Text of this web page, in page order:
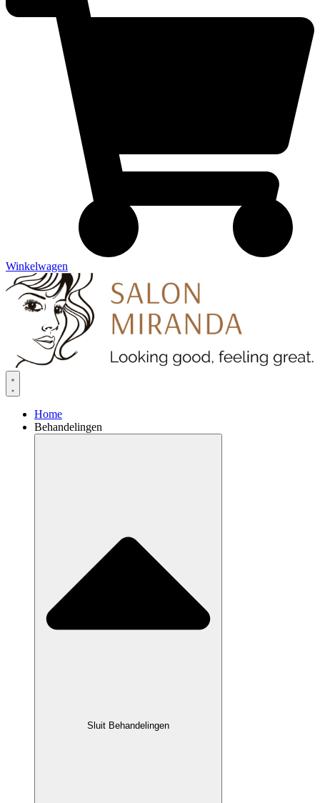
Winkelwagen
Home
Behandelingen
Sluit Behandelingen